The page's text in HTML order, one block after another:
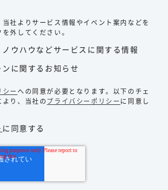
社よりサービス情報やイベント案内などを
外してください。
ウハウなどサービスに関する情報
に関するお知らせ
ーへの同意が必要となります。以下のチェ
り、当社のプライバシーポリシーに同意し
に同意する